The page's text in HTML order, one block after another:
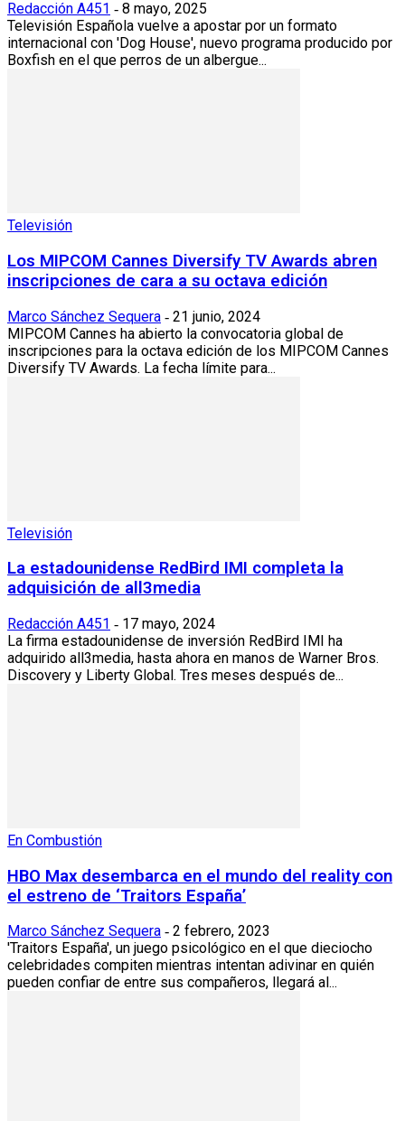
Redacción A451 - 8 mayo, 2025
Televisión Española vuelve a apostar por un formato
internacional con 'Dog House', nuevo programa producido por
Boxfish en el que perros de un albergue...
Televisión
Los MIPCOM Cannes Diversify TV Awards abren
inscripciones de cara a su octava edición
Marco Sánchez Sequera - 21 junio, 2024
MIPCOM Cannes ha abierto la convocatoria global de
inscripciones para la octava edición de los MIPCOM Cannes
Diversify TV Awards. La fecha límite para...
Televisión
La estadounidense RedBird IMI completa la
adquisición de all3media
Redacción A451 - 17 mayo, 2024
La firma estadounidense de inversión RedBird IMI ha
adquirido all3media, hasta ahora en manos de Warner Bros.
Discovery y Liberty Global. Tres meses después de...
En Combustión
HBO Max desembarca en el mundo del reality con
el estreno de ‘Traitors España’
Marco Sánchez Sequera - 2 febrero, 2023
'Traitors España', un juego psicológico en el que dieciocho
celebridades compiten mientras intentan adivinar en quién
pueden confiar de entre sus compañeros, llegará al...